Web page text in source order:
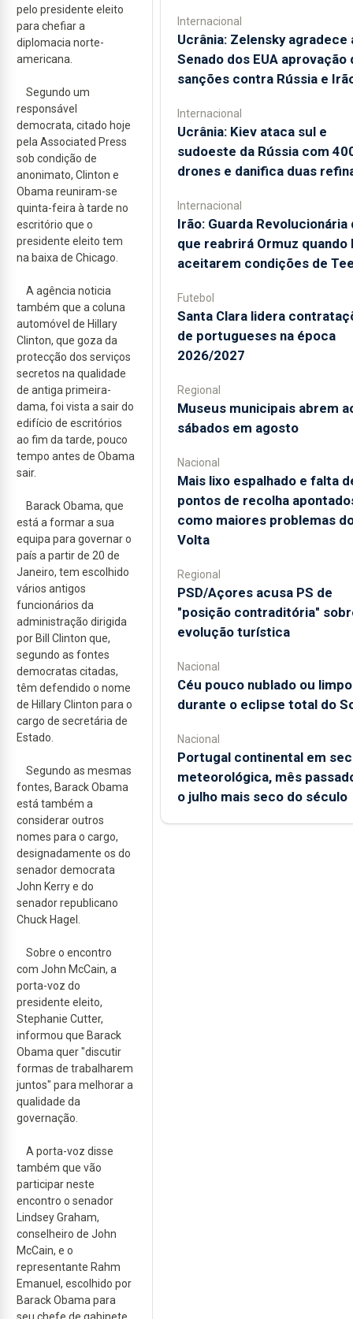
pelo presidente eleito
para chefiar a
diplomacia norte-
americana.
Segundo um
responsável
democrata, citado hoje
pela Associated Press
sob condição de
anonimato, Clinton e
Obama reuniram-se
quinta-feira à tarde no
escritório que o
presidente eleito tem
na baixa de Chicago.
A agência noticia
também que a coluna
automóvel de Hillary
Clinton, que goza da
protecção dos serviços
secretos na qualidade
de antiga primeira-
dama, foi vista a sair do
edifício de escritórios
ao fim da tarde, pouco
tempo antes de Obama
sair.
Barack Obama, que
está a formar a sua
equipa para governar o
país a partir de 20 de
Janeiro, tem escolhido
vários antigos
funcionários da
administração dirigida
por Bill Clinton que,
segundo as fontes
democratas citadas,
têm defendido o nome
de Hillary Clinton para o
cargo de secretária de
Estado.
Segundo as mesmas
fontes, Barack Obama
está também a
considerar outros
nomes para o cargo,
designadamente os do
senador democrata
John Kerry e do
senador republicano
Chuck Hagel.
Sobre o encontro
com John McCain, a
porta-voz do
presidente eleito,
Stephanie Cutter,
informou que Barack
Obama quer "discutir
formas de trabalharem
juntos" para melhorar a
qualidade da
governação.
A porta-voz disse
também que vão
participar neste
encontro o senador
Lindsey Graham,
conselheiro de John
McCain, e o
representante Rahm
Emanuel, escolhido por
Barack Obama para
Internacional
Ucrânia: Zelensky agradece
Senado dos EUA aprovação
sanções contra Rússia e
Internacional
Ucrânia: Kiev ataca sul e
sudoeste da Rússia com
drones e danifica duas
Internacional
Irão: Guarda Revolucionária
que reabrirá Ormuz quando
aceitarem condições de
Futebol
Santa Clara lidera
de portugueses na época
2026/2027
Regional
Museus municipais abrem
sábados em agosto
Nacional
Mais lixo espalhado e falta
pontos de recolha
como maiores problemas
Volta
Regional
PSD/Açores acusa PS de
"posição contraditória"
evolução turística
Nacional
Céu pouco nublado ou limpo
durante o eclipse total do
Nacional
Portugal continental em
meteorológica, mês
o julho mais seco do século